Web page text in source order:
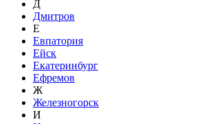
Д
Дмитров
Е
Евпатория
Ейск
Екатеринбург
Ефремов
Ж
Железногорск
И